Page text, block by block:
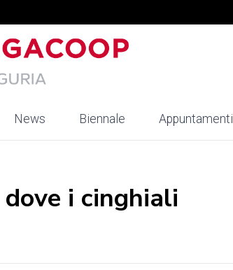
News Biennale Appuntamenti
i cinghiali